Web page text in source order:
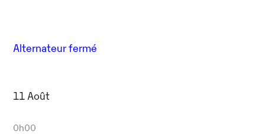
Alternateur fermé
11 Août
0h00